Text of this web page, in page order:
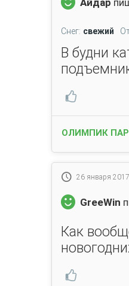
Айдар
Снег: свежий
В будни
ОЛИМПИК
26 января 2017
GreeWin
Как